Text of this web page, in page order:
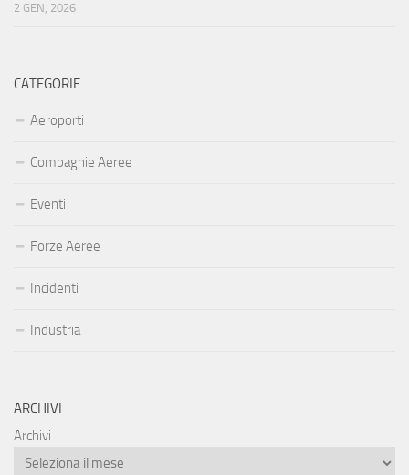
2 GEN, 2026
CATEGORIE
Aeroporti
Compagnie Aeree
Eventi
Forze Aeree
Incidenti
Industria
ARCHIVI
Archivi